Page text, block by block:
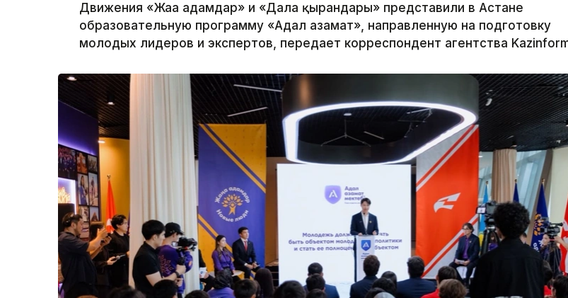
Движения «Жаңа адамдар» и «Дала қырандары» представили в Астане
образовательную программу «Адал азамат», направленную на подготовку
молодых лидеров и экспертов, передает корреспондент агентства